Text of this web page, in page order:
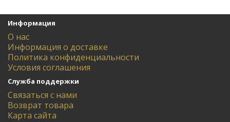
Информация
О нас
Информация о доставке
Политика конфиденциальности
Условия соглашения
Служба поддержки
Связаться с нами
Возврат товара
Карта сайта